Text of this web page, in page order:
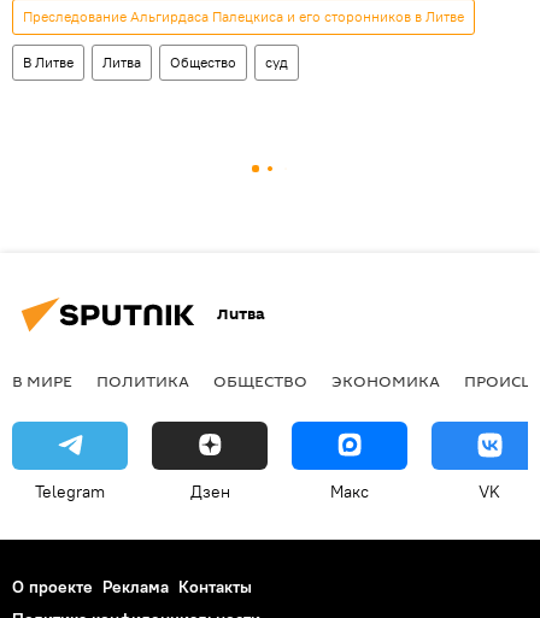
Преследование Альгирдаса Палецкиса и его сторонников в Литве
В Литве Литва Общество суд
Литва
В МИРЕ ПОЛИТИКА ОБЩЕСТВО ЭКОНОМИКА
Telegram Дзен Макс VK
О проекте Реклама Контакты